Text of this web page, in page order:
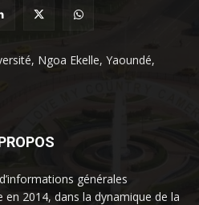
Ngoa Ekelle, Yaoundé,
générales
2014, dans la dynamique de la